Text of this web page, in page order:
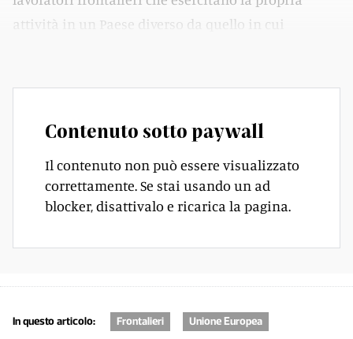
attività in un Paese diverso da quello in cui
Contenuto sotto paywall
Il contenuto non può essere visualizzato
correttamente. Se stai usando un ad
blocker, disattivalo e ricarica la pagina.
In questo articolo: Frontalieri Unione Europea